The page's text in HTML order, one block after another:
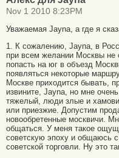
Nov 1 2010 8:23PM
Уважаемая Jayna, а где я
1. К сожалению, Jayna, в
при всем желании Москвы не
попасть на юг в объезд
появляться некоторые
Москве приходится бывать,
извините, Jayna, но мне
тяжелый, люди злые и
или приезжие. Допустим
новообретенные москвичи.
общаться. У меня такое
советскую эпоху и общаюсь
советской торговли. Ну это